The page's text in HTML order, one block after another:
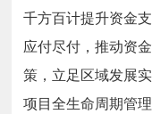
千方百计提升资金
应付尽付，推动资
策，立足区域发展
项目全生命周期管